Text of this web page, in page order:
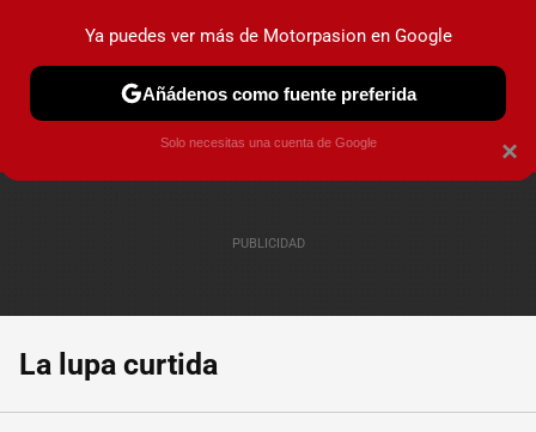
PRUEBAS COCHES ELÉCTRICOS OBSERVATORIO
La lupa curtida
×
Ya puedes ver más de Motorpasion en Google
Añádenos como fuente preferida
Solo necesitas una cuenta de Google